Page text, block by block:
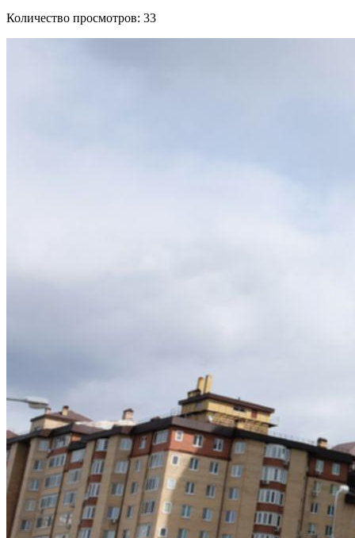
Количество просмотров: 33